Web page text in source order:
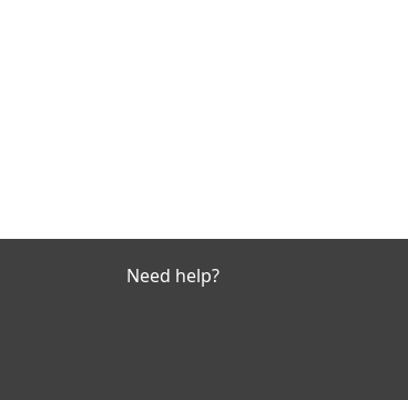
Need help?